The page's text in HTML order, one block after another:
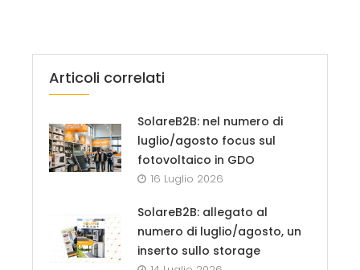
Articoli correlati
SolareB2B: nel numero di
luglio/agosto focus sul
fotovoltaico in GDO
16 Luglio 2026
SolareB2B: allegato al
numero di luglio/agosto, un
inserto sullo storage